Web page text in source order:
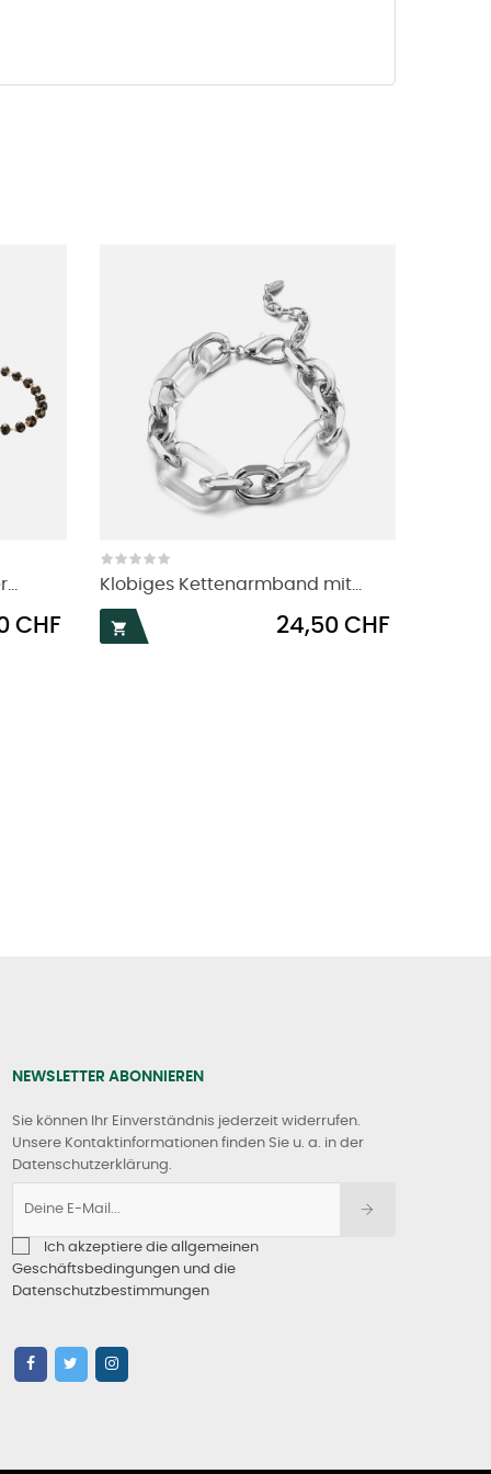
CHF
Klobiges Kettenarmband mit...

Preis
24,50 CHF
NEWSLETTER ABONNIEREN
Sie können Ihr Einverständnis jederzeit widerrufen.
Unsere Kontaktinformationen finden Sie u. a. in der
Datenschutzerklärung.
Ich akzeptiere die allgemeinen
Geschäftsbedingungen und die
Datenschutzbestimmungen